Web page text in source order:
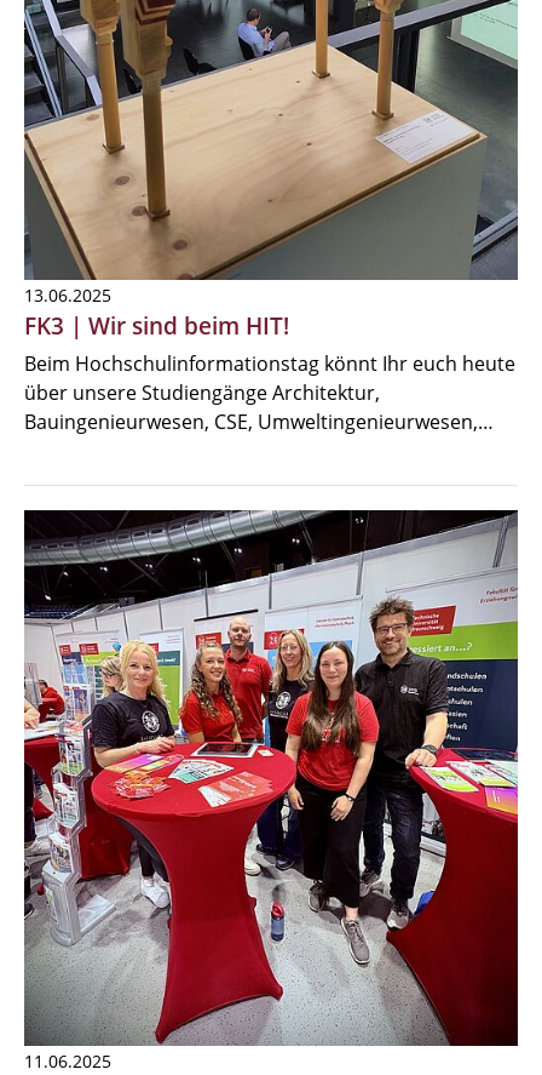
13.06.2025
FK3 | Wir sind beim HIT!
Beim Hochschulinformationstag könnt Ihr euch heute
über unsere Studiengänge Architektur,
Bauingenieurwesen, CSE, Umweltingenieurwesen,…
11.06.2025